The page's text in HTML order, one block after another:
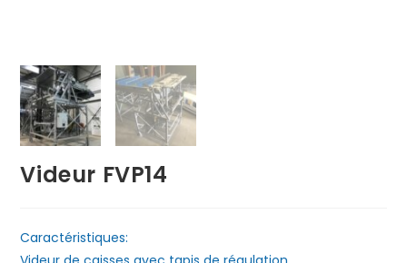
Videur FVP14
Caractéristiques: